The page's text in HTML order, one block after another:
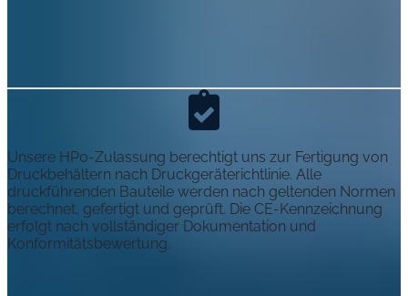
Unsere HP0-Zulassung berechtigt uns zur Fertigung von
Druckbehältern nach Druckgeräterichtlinie. Alle
druckführenden Bauteile werden nach geltenden Normen
berechnet, gefertigt und geprüft. Die CE-Kennzeichnung
erfolgt nach vollständiger Dokumentation und
Konformitätsbewertung.